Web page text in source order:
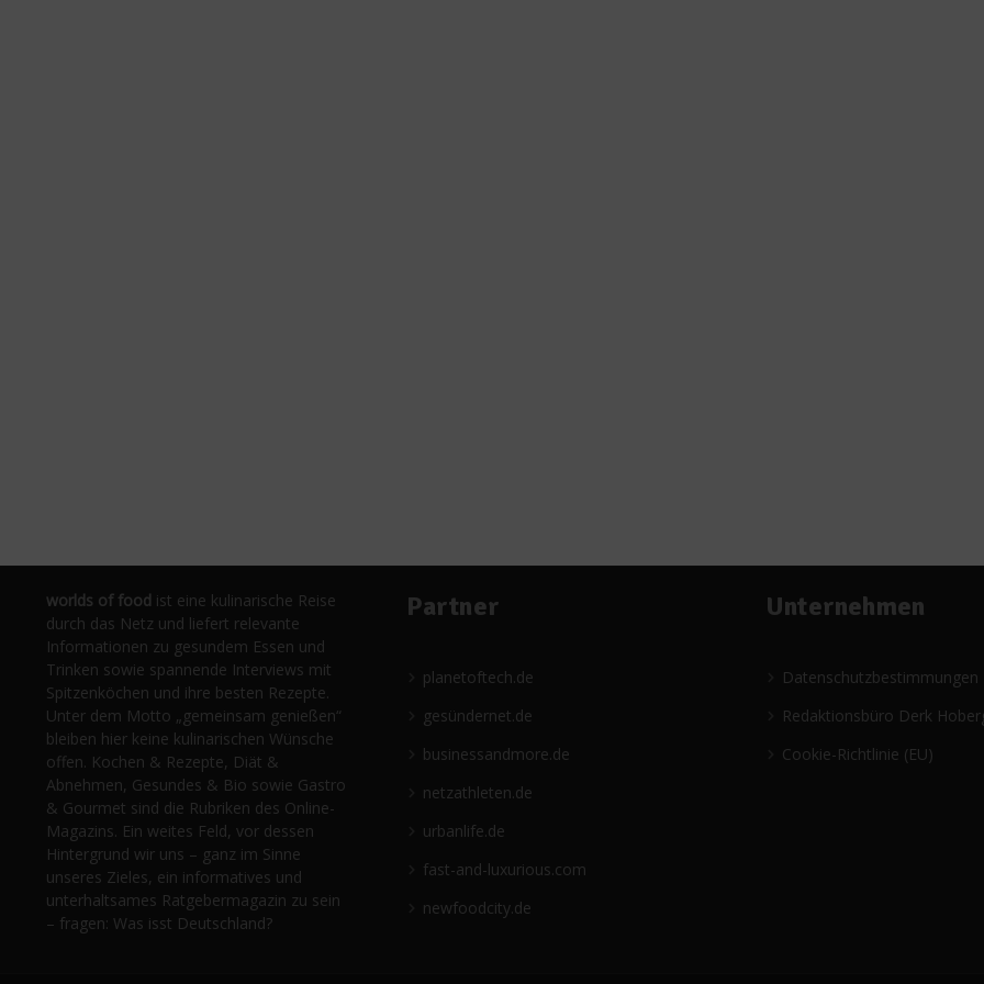
worlds of food ist eine kulinarische Reise
durch das Netz und liefert relevante
Informationen zu gesundem Essen und
Trinken sowie spannende Interviews mit
Spitzenköchen und ihre besten Rezepte.
Unter dem Motto „gemeinsam genießen“
bleiben hier keine kulinarischen Wünsche
offen. Kochen & Rezepte, Diät &
Abnehmen, Gesundes & Bio sowie Gastro
& Gourmet sind die Rubriken des Online-
Magazins. Ein weites Feld, vor dessen
Hintergrund wir uns – ganz im Sinne
unseres Zieles, ein informatives und
unterhaltsames Ratgebermagazin zu sein
– fragen: Was isst Deutschland?
Partner
planetoftech.de
gesündernet.de
businessandmore.de
netzathleten.de
urbanlife.de
fast-and-luxurious.com
newfoodcity.de
Unternehmen
Datenschutzbestimmungen
Redaktionsbüro Derk
Cookie-Richtlinie (EU)